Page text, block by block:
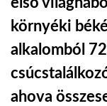
GLOBOTV BP
HÍR3D
első
környéki
alkalomból
ahova